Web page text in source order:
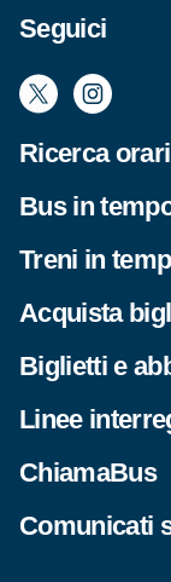
Seguici
Ricerca orari
Bus in
Treni in
Acquista
Biglietti e
Linee
ChiamaBus
Comunicati